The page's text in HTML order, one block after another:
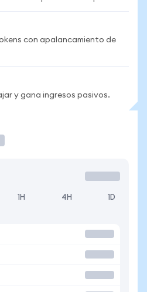
con apalancamiento de
y gana ingresos pasivos.
1H 4H 1D